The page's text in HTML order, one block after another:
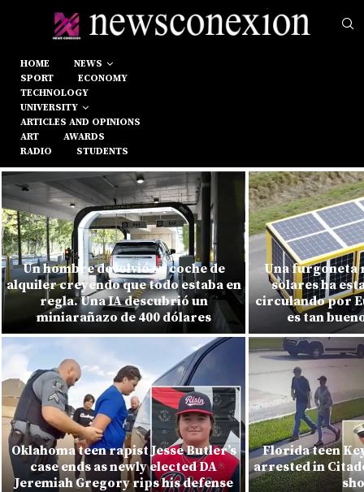
HOME
NEWS
SPORT
ECONOMY
TECHNOLOGY
UNIVERSITY
ARTICLES AND OPINIONS
ART
AWARDS
RADIO
STUDENTS
Un hombre devolvió su coche de
alquiler creyendo que todo estaba en
regla. Una IA descubrió un
miniarañazo de 400 dólares
Oklahoma teen rapist Jesse Butler’s
case ends as newly elected DA
Jeremiah Gregory rips his defense
Una furgoneta
solares ha
circulando por
es tan
Florida teen
arrested in